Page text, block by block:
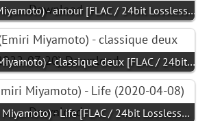
- amour [FLAC / 24bit Lossless…
- classique deux [FLAC / 24bit…
- Life [FLAC / 24bit Lossless…